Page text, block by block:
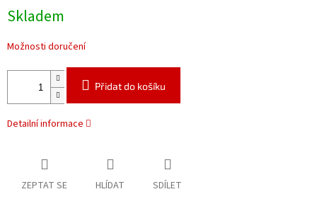
cena:
Skladem
Možnosti doručení
Přidat do košíku
Detailní informace
ZEPTAT SE HLÍDAT SDÍLET